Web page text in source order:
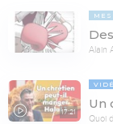
Alain
17:21
Un
Quoi